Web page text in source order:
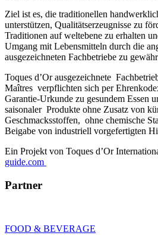
Ziel ist es, die traditionellen
unterstützen, Qualitätserzeugnisse zu
Traditionen auf weltebene zu erhalten
Umgang mit Lebensmitteln durch die
ausgezeichneten Fachbetriebe zu
Toques d’Or ausgezeichnete
Maîtres verpflichten sich per
Garantie-Urkunde zu gesundem Essen
saisonaler Produkte ohne Zusatz von
Geschmacksstoffen, ohne chemische
Beigabe von industriell vorgefertigten
Ein Projekt von Toques d’Or
guide.com
Partner
FOOD & BEVERAGE